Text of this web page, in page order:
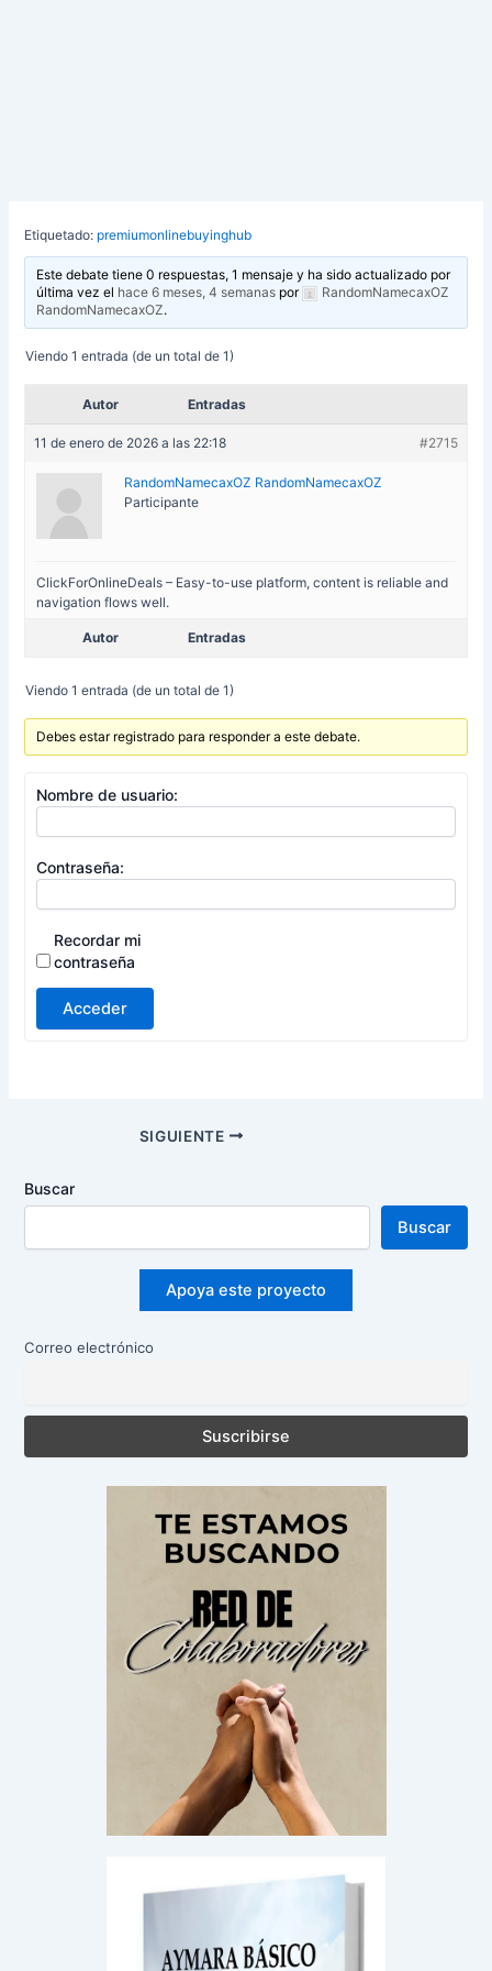
Etiquetado: premiumonlinebuyinghub
Este debate tiene 0 respuestas, 1 mensaje y ha sido actualizado por
última vez el hace 6 meses, 4 semanaspor
RandomNamecaxOZ
RandomNamecaxOZ.
Viendo 1 entrada (de un total de 1)
Autor Entradas
11 de enero de 2026 a las 22:18 #2715
RandomNamecaxOZ RandomNamecaxOZ
Participante
ClickForOnlineDeals – Easy-to-use platform, content is reliable and
navigation flows well.
Autor Entradas
Viendo 1 entrada (de un total de 1)
Debes estar registrado para responder a este debate.
Nombre de usuario:
Contraseña:
Recordar mi
contraseña
Acceder
entradas
SIGUIENTE
Buscar
Buscar
Apoya este proyecto
Correo electrónico